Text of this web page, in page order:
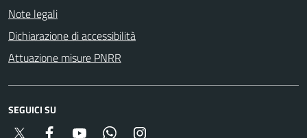
Note legali
Dichiarazione di accessibilità
Attuazione misure PNRR
SEGUICI SU
Twitter Facebook YouTube Whatsapp